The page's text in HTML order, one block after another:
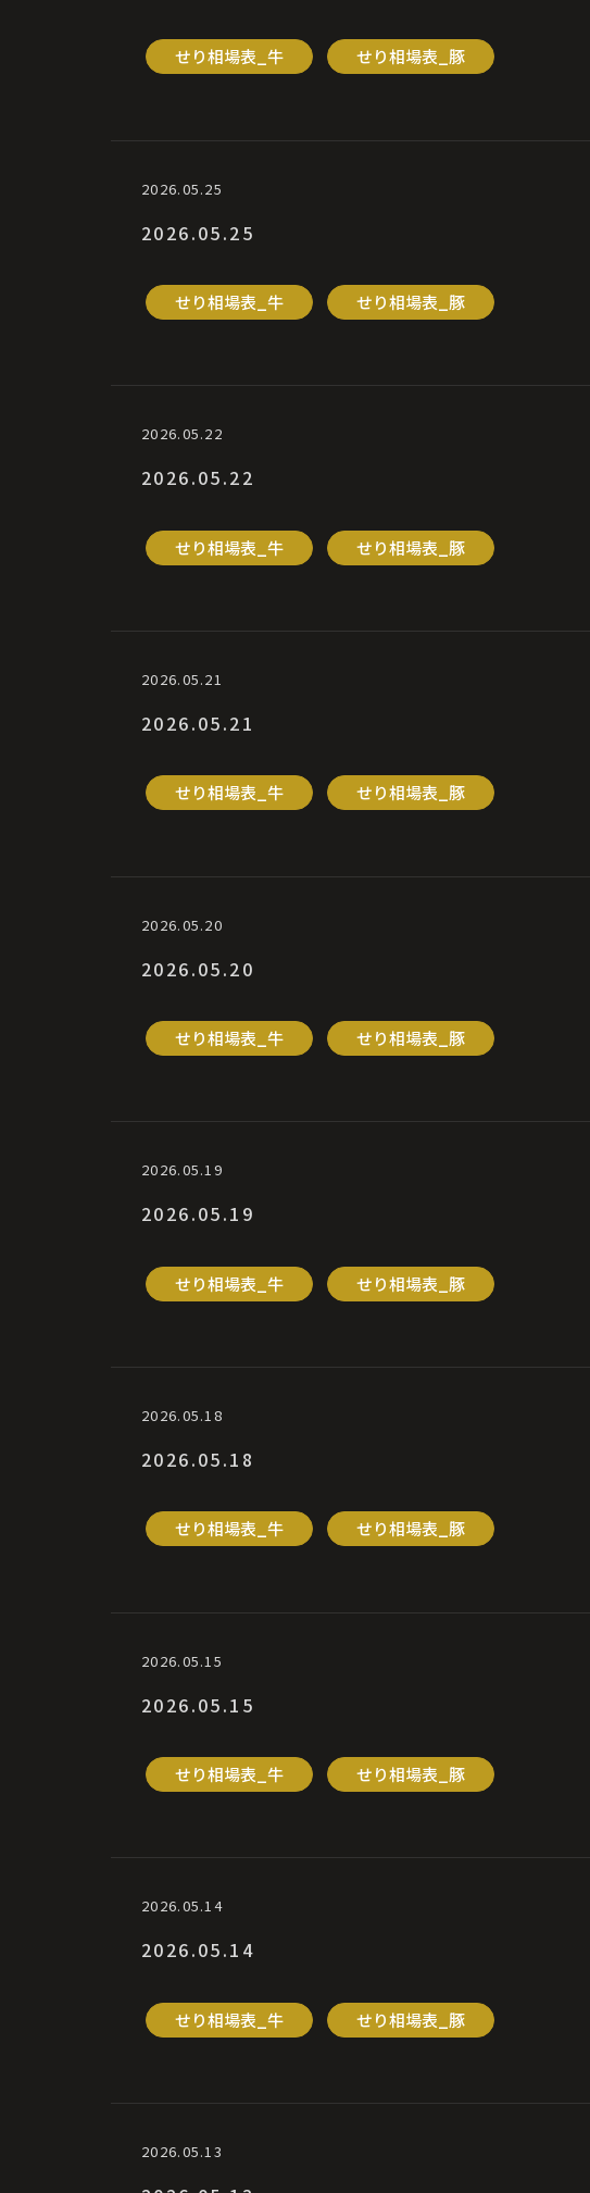
せり相場表_牛 せり相場表_豚
2026.05.25
2026.05.25
せり相場表_牛 せり相場表_豚
2026.05.22
2026.05.22
せり相場表_牛 せり相場表_豚
2026.05.21
2026.05.21
せり相場表_牛 せり相場表_豚
2026.05.20
2026.05.20
せり相場表_牛 せり相場表_豚
2026.05.19
2026.05.19
せり相場表_牛 せり相場表_豚
2026.05.18
2026.05.18
せり相場表_牛 せり相場表_豚
2026.05.15
2026.05.15
せり相場表_牛 せり相場表_豚
2026.05.14
2026.05.14
せり相場表_牛 せり相場表_豚
2026.05.13